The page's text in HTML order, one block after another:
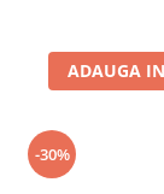
ADAUGA
-30%